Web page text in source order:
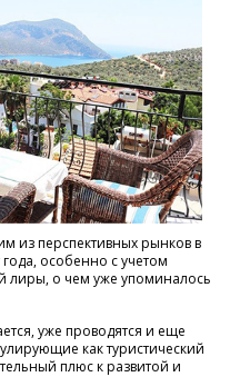
из перспективных рынков в
особенно с учетом
лиры, о чем уже упоминалось
уже проводятся и еще
как туристический
плюс к развитой и